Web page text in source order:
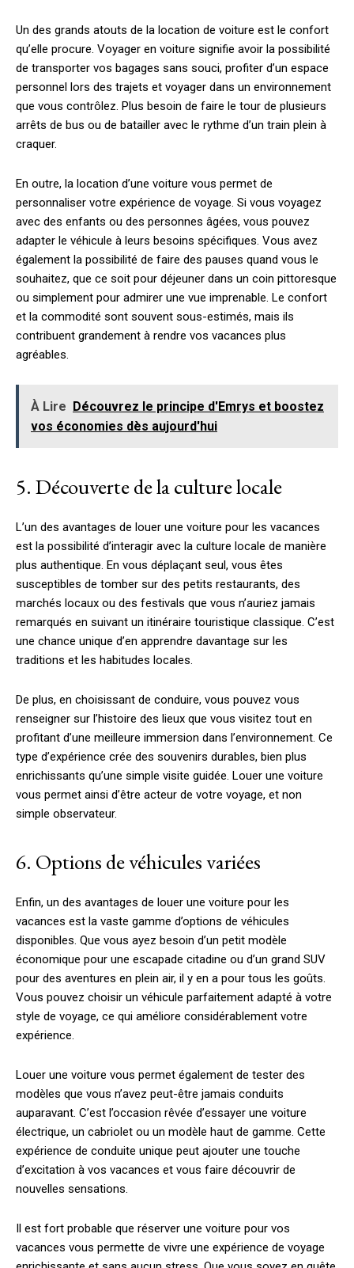
Un des grands atouts de la location de voiture est le confort
qu’elle procure. Voyager en voiture signifie avoir la possibilité
de transporter vos bagages sans souci, profiter d’un espace
personnel lors des trajets et voyager dans un environnement
que vous contrôlez. Plus besoin de faire le tour de plusieurs
arrêts de bus ou de batailler avec le rythme d’un train plein à
craquer.
En outre, la location d’une voiture vous permet de
personnaliser votre expérience de voyage. Si vous voyagez
avec des enfants ou des personnes âgées, vous pouvez
adapter le véhicule à leurs besoins spécifiques. Vous avez
également la possibilité de faire des pauses quand vous le
souhaitez, que ce soit pour déjeuner dans un coin pittoresque
ou simplement pour admirer une vue imprenable. Le confort
et la commodité sont souvent sous-estimés, mais ils
contribuent grandement à rendre vos vacances plus
agréables.
À Lire
Découvrez le principe d'Emrys et boostez
vos économies dès aujourd'hui
5. Découverte de la culture locale
L’un des avantages de louer une voiture pour les vacances
est la possibilité d’interagir avec la culture locale de manière
plus authentique. En vous déplaçant seul, vous êtes
susceptibles de tomber sur des petits restaurants, des
marchés locaux ou des festivals que vous n’auriez jamais
remarqués en suivant un itinéraire touristique classique. C’est
une chance unique d’en apprendre davantage sur les
traditions et les habitudes locales.
De plus, en choisissant de conduire, vous pouvez vous
renseigner sur l’histoire des lieux que vous visitez tout en
profitant d’une meilleure immersion dans l’environnement. Ce
type d’expérience crée des souvenirs durables, bien plus
enrichissants qu’une simple visite guidée. Louer une voiture
vous permet ainsi d’être acteur de votre voyage, et non
simple observateur.
6. Options de véhicules variées
Enfin, un des avantages de louer une voiture pour les
vacances est la vaste gamme d’options de véhicules
disponibles. Que vous ayez besoin d’un petit modèle
économique pour une escapade citadine ou d’un grand SUV
pour des aventures en plein air, il y en a pour tous les goûts.
Vous pouvez choisir un véhicule parfaitement adapté à votre
style de voyage, ce qui améliore considérablement votre
expérience.
Louer une voiture vous permet également de tester des
modèles que vous n’avez peut-être jamais conduits
auparavant. C’est l’occasion rêvée d’essayer une voiture
électrique, un cabriolet ou un modèle haut de gamme. Cette
expérience de conduite unique peut ajouter une touche
d’excitation à vos vacances et vous faire découvrir de
nouvelles sensations.
Il est fort probable que réserver une voiture pour vos
vacances vous permette de vivre une expérience de voyage